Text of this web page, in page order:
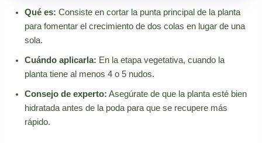
Qué es: Consiste en cortar la punta principal de la planta
para fomentar el crecimiento de dos colas en lugar de una
sola.
Cuándo aplicarla: En la etapa vegetativa, cuando la
planta tiene al menos 4 o 5 nudos.
Consejo de experto: Asegúrate de que la planta esté bien
hidratada antes de la poda para que se recupere más
rápido.